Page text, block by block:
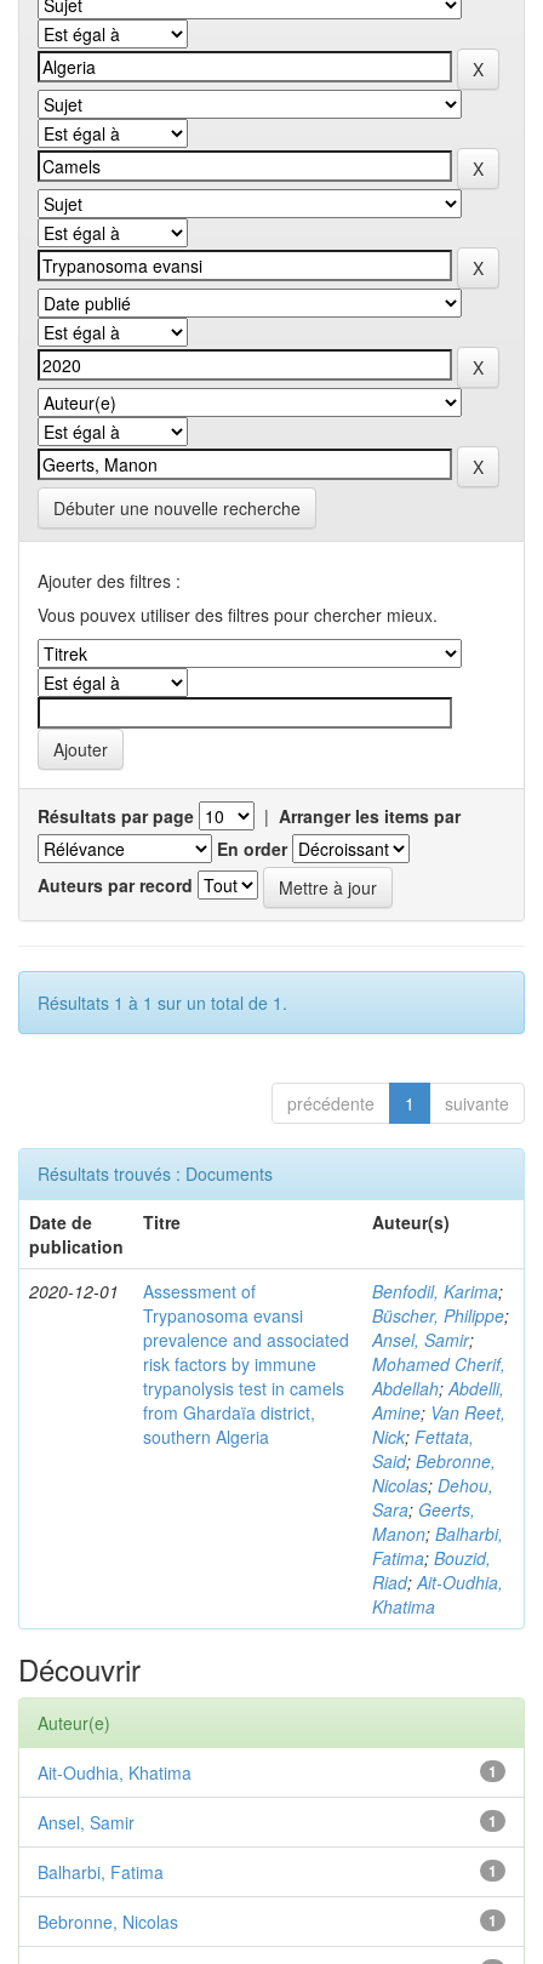
Débuter une nouvelle recherche
Ajouter des filtres :
Vous pouvex utiliser des filtres pour chercher mieux.
Résultats par page | Arranger les items par
En order
Auteurs par record
Résultats 1 à 1 sur un total de 1.
précédente 1 suivante
Résultats trouvés : Documents
Date de
publication
Titre Auteur(s)
2020-12-01
Assessment of
Trypanosoma evansi
prevalence and associated
risk factors by immune
trypanolysis test in camels
from Ghardaïa district,
southern Algeria
Benfodil, Karima;
Büscher, Philippe;
Ansel, Samir;
Mohamed Cherif,
Abdellah;Abdelli,
Amine; Van Reet,
Nick; Fettata,
Said; Bebronne,
Nicolas; Dehou,
Sara; Geerts,
Manon; Balharbi,
Fatima; Bouzid,
Riad;Ait-Oudhia,
Khatima
Découvrir
Auteur(e)
1
Ait-Oudhia, Khatima
1
Ansel, Samir
1
Balharbi, Fatima
1
Bebronne, Nicolas